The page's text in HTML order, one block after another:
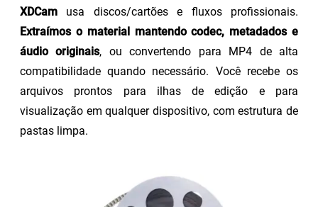
XDCam usa discos/cartões e fluxos profissionais.
Extraímos o material mantendo codec, metadados e
áudio originais, ou convertendo para MP4 de alta
compatibilidade quando necessário. Você recebe os
arquivos prontos para ilhas de edição e para
visualização em qualquer dispositivo, com estrutura de
pastas limpa.